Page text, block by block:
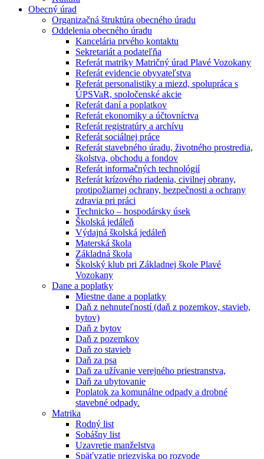
Obecný úrad
Organizačná štruktúra obecného úradu
Oddelenia obecného úradu
Kancelária prvého kontaktu
Sekretariát a podateľňa
Referát matriky Matričný úrad Plavé Vozokany
Referát evidencie obyvateľstva
Referát personalistiky a miezd, spolupráca s
ÚPSVaR, spoločenské akcie
Referát daní a poplatkov
Referát ekonomiky a účtovníctva
Referát registratúry a archívu
Referát sociálnej práce
Referát stavebného úradu, životného prostredia,
školstva, obchodu a fondov
Referát informačných technológií
Referát krízového riadenia, civilnej obrany,
protipožiarnej ochrany, bezpečnosti a ochrany
zdravia pri práci
Technicko – hospodársky úsek
Školská jedáleň
Výdajná školská jedáleň
Materská škola
Základná škola
Školský klub pri Základnej škole Plavé
Vozokany
Dane a poplatky
Miestne dane a poplatky
Daň z nehnuteľností (daň z pozemkov, stavieb,
bytov)
Daň z bytov
Daň z pozemkov
Daň zo stavieb
Daň za psa
Daň za užívanie verejného priestranstva,
Daň za ubytovanie
Poplatok za komunálne odpady a drobné
stavebné odpady.
Matrika
Rodný list
Sobášny list
Uzavretie manželstva
Späťvzatie priezviska po rozvode